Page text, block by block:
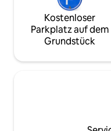
Kostenloser
Parkplatz auf dem
Grundstück